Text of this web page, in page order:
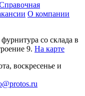
О компании
со склада в
9. На карте
воскресенье и